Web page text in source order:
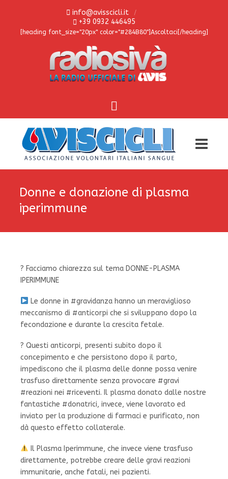
info@avisscicli.it
+39 0932 446495
[heading font_size="20px" color="#284B80"]Ascoltaci[/heading]
Donne e donazione di plasma
iperimmune
? Facciamo chiarezza sul tema DONNE-PLASMA
IPERIMMUNE
Le donne in #gravidanza hanno un meraviglioso
meccanismo di #anticorpi che si sviluppano dopo la
fecondazione e durante la crescita fetale.
? Questi anticorpi, presenti subito dopo il
concepimento e che persistono dopo il parto,
impediscono che il plasma delle donne possa venire
trasfuso direttamente senza provocare #gravi
#reazioni nei #riceventi. Il plasma donato dalle nostre
fantastiche #donatrici, invece, viene lavorato ed
inviato per la produzione di farmaci e purificato, non
dà questo effetto collaterale.
Il Plasma Iperimmune, che invece viene trasfuso
direttamente, potrebbe creare delle gravi reazioni
immunitarie, anche fatali, nei pazienti.